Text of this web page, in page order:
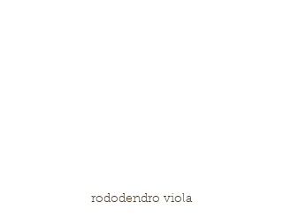
rododendro viola